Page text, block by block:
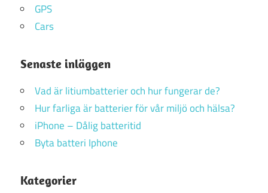
GPS
Cars
Senaste inläggen
Vad är litiumbatterier och hur fungerar de?
Hur farliga är batterier för vår miljö och hälsa?
iPhone – Dålig batteritid
Byta batteri Iphone
Kategorier